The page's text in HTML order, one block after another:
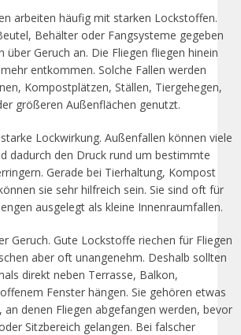
arbeiten häufig mit starken Lockstoffen.
Behälter oder Fangsysteme gegeben
über Geruch an. Die Fliegen fliegen hinein
entkommen. Solche Fallen werden
Kompostplätzen, Ställen, Tiergehegen,
größeren Außenflächen genutzt.
Lockwirkung. Außenfallen können viele
dadurch den Druck rund um bestimmte
Gerade bei Tierhaltung, Kompost
sie sehr hilfreich sein. Sie sind oft für
ausgelegt als kleine Innenraumfallen.
Geruch. Gute Lockstoffe riechen für Fliegen
aber oft unangenehm. Deshalb sollten
direkt neben Terrasse, Balkon,
Fenster hängen. Sie gehören etwas
an denen Fliegen abgefangen werden, bevor
Sitzbereich gelangen. Bei falscher